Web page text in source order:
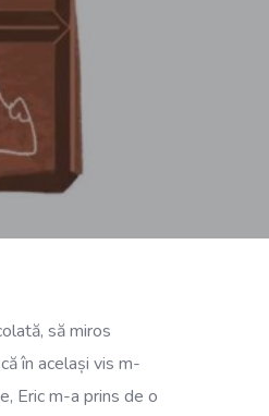
să miros
în același vis m-
Eric m-a prins de o